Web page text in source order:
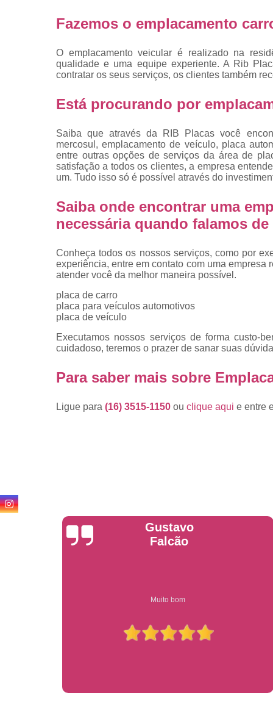
Reforma
placas
Troca de
de
Trocas de
placas
Fazemos o emplacamento
O emplacamento veicular é realizado na
qualidade e uma equipe experiente. A Rib
contratar os seus serviços, os clientes também
Está procurando por
Saiba que através da RIB Placas você
mercosul, emplacamento de veículo, placa
entre outras opções de serviços da área de
satisfação a todos os clientes, a empresa
um. Tudo isso só é possível através do
Saiba onde encontrar uma
necessária quando falamos
Conheça todos os nossos serviços, como por
experiência, entre em contato com uma
atender você da melhor maneira possível.
placa de carro
placa para veículos automotivos
placa de veículo
Executamos nossos serviços de forma custo-
cuidadoso, teremos o prazer de sanar suas
Para saber mais sobre
Ligue para (16) 3515-1150 ou clique aqui e entre
Anderson
Garcia
Compre on-line entrega garantido em todo estado de sp